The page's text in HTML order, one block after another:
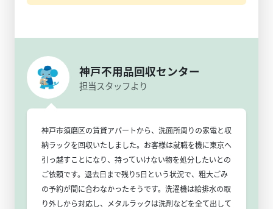
神戸不用品回収センター
担当スタッフより
神戸市須磨区の賃貸アパートから、洗面所周りの家電と収
納ラックを回収いたしました。お客様は就職を機に東京へ
引っ越すことになり、持っていけない物を処分したいとの
ご依頼です。退去日まで残り5日という状況で、粗大ごみ
の予約が間に合わなかったそうです。洗濯機は給排水の取
り外しから対応し、メタルラックは洗剤などを全て出して